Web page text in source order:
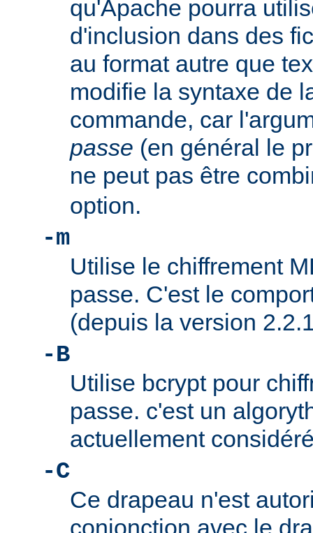
qu'Apache pourra
d'inclusion dans des
au format autre que
modifie la syntaxe de
commande, car
passe (en général le
ne peut pas être
option.
-m
Utilise le chiffrement
passe. C'est le
(depuis la version
-B
Utilise bcrypt pour
passe. c'est un
actuellement
-C
Ce drapeau n'est
conjonction avec le